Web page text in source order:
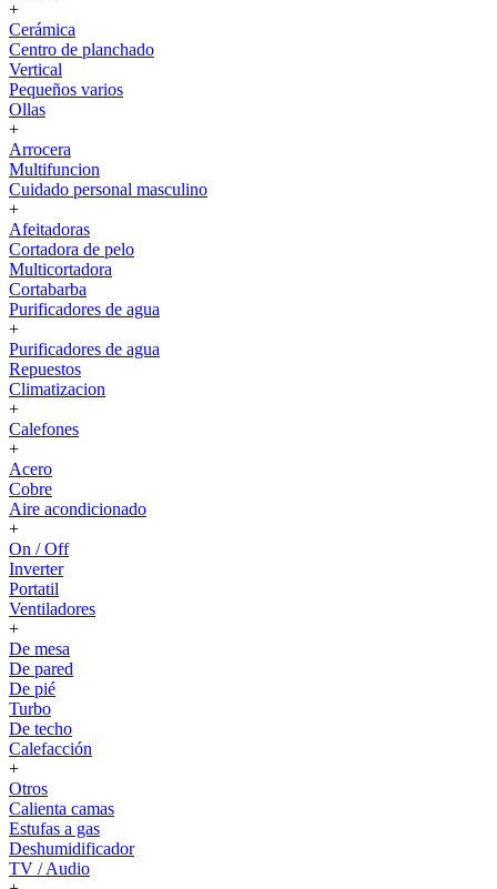
+
Cerámica
Centro de planchado
Vertical
Pequeños varios
Ollas
+
Arrocera
Multifuncion
Cuidado personal masculino
+
Afeitadoras
Cortadora de pelo
Multicortadora
Cortabarba
Purificadores de agua
+
Purificadores de agua
Repuestos
Climatizacion
+
Calefones
+
Acero
Cobre
Aire acondicionado
+
On / Off
Inverter
Portatil
Ventiladores
+
De mesa
De pared
De pié
Turbo
De techo
Calefacción
+
Otros
Calienta camas
Estufas a gas
Deshumidificador
TV / Audio